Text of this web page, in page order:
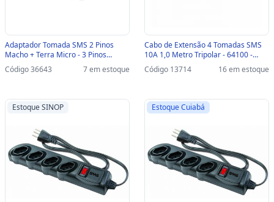
Adaptador Tomada SMS 2 Pinos
Macho + Terra Micro - 3 Pinos
Redondo fêmea 15A Preto - 64122 -
64122
Código 36643 7 em estoque
Cabo de Extensão 4 Tomadas SMS
10A 1,0 Metro Tripolar - 64100 -
64100
Código 13714 16 em estoque
Estoque SINOP Estoque Cuiabá